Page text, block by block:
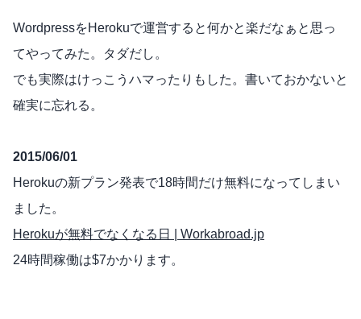
WordpressをHerokuで運営すると何かと楽だなぁと思っ
てやってみた。タダだし。
でも実際はけっこうハマったりもした。書いておかないと
確実に忘れる。
2015/06/01
Herokuの新プラン発表で18時間だけ無料になってしまい
ました。
Herokuが無料でなくなる日 | Workabroad.jp
24時間稼働は$7かかります。